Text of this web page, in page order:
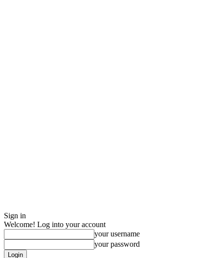
Sign in
Welcome! Log into your account
your username
your password